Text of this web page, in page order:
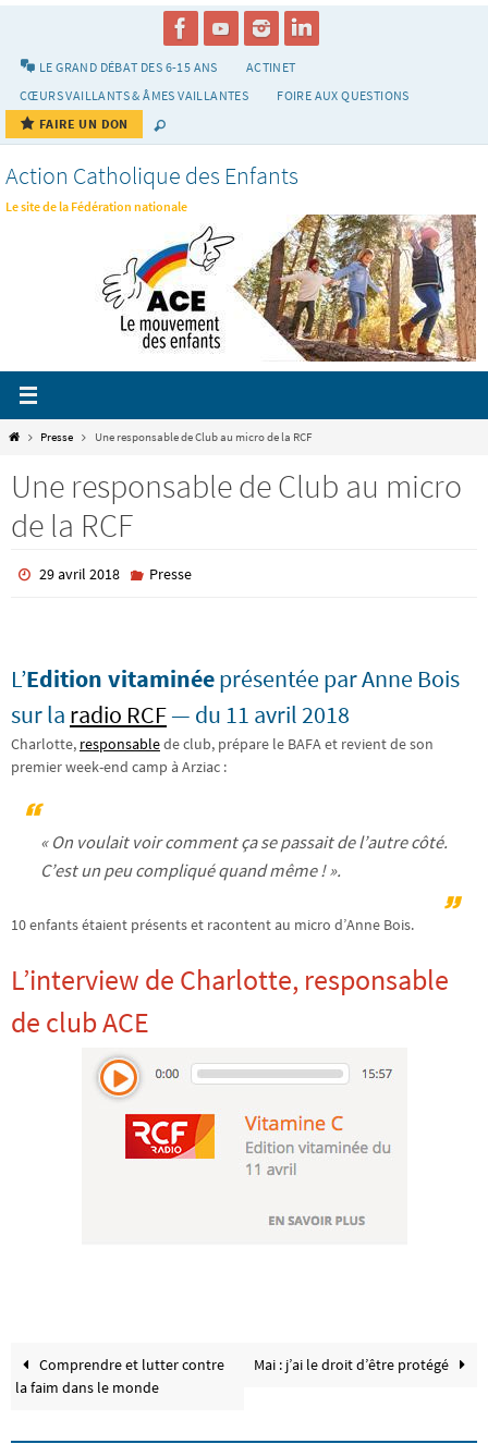
LE GRAND DÉBAT DES 6-15 ANS
ACTINET
CŒURS VAILLANTS & ÂMES VAILLANTES
FOIRE AUX QUESTIONS
FAIRE UN DON
Action Catholique des Enfants
Le site de la Fédération nationale
HomePresse Une responsable de Club au micro de la RCF
Une responsable de Club au micro
de la RCF
29 avril 2018 Presse
L’Edition vitaminéeprésentée par Anne Bois
sur la radio RCF— du 11 avril 2018
Charlotte, responsablede club, prépare le BAFA et revient de son
premier week-end camp à Arziac :
« On voulait voir comment ça se passait de l’autre côté.
C’est un peu compliqué quand même ! ».
10 enfants étaient présents et racontent au micro d’Anne Bois.
L’interview de Charlotte, responsable
de club ACE
Comprendre et lutter contre
la faim dans le monde
Mai : j’ai le droit d’être protégé